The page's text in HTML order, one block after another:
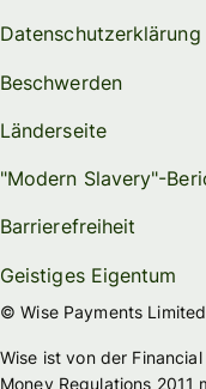
Beschwerden
Länderseite
"Modern Slavery"-
Barrierefreiheit
Geistiges Eigentum
© Wise Payments
Wise ist von der
Money Regulations 2011